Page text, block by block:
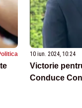
10 iun. 2024, 10:24
Victorie
Conduce